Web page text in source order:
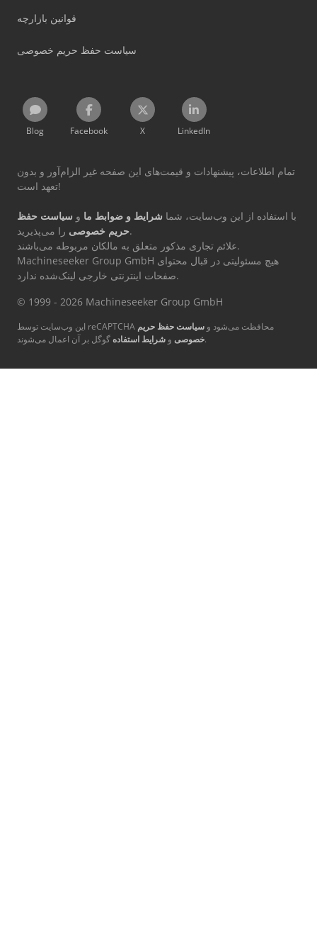
قوانین بازارچه
سیاست حفظ حریم خصوصی
Blog Facebook X LinkedIn
تمام اطلاعات، پیشنهادات و قیمت‌های این صفحه غیر الزام‌آور و بدون
تعهد است!
با استفاده از این وب‌سایت، شما شرایط و ضوابط ما و سیاست حفظ
حریم خصوصیرا می‌پذیرید.
علائم تجاری مذکور متعلق به مالکان مربوطه می‌باشند.
Machineseeker Group GmbH هیچ مسئولیتی در قبال محتوای
صفحات اینترنتی خارجی لینک‌شده ندارد.
© 1999 - 2026 Machineseeker Group GmbH
این وب‌سایت توسط reCAPTCHA محافظت می‌شود و سیاست حفظ حریم
خصوصی و شرایط استفاده گوگل بر آن اعمال می‌شوند.